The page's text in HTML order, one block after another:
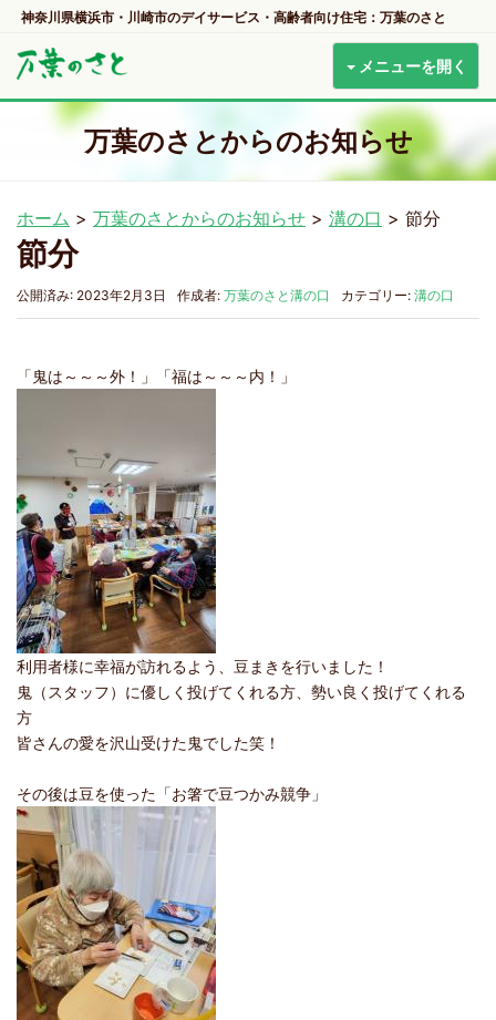
神奈川県横浜市・川崎市のデイサービス・高齢者向け住宅：万葉のさと
メニューを開く
万葉のさとからのお知らせ
ホーム > 万葉のさとからのお知らせ > 溝の口 > 節分
節分
公開済み: 2023年2月3日 作成者: 万葉のさと溝の口 カテゴリー: 溝の口
「鬼は～～～外！」「福は～～～内！」
利用者様に幸福が訪れるよう、豆まきを行いました！
鬼（スタッフ）に優しく投げてくれる方、勢い良く投げてくれる
方
皆さんの愛を沢山受けた鬼でした笑！
その後は豆を使った「お箸で豆つかみ競争」